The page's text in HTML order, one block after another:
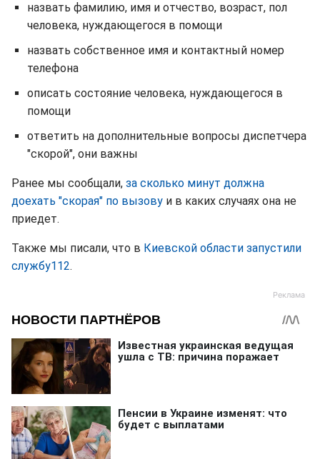
назвать фамилию, имя и отчество, возраст, пол
человека, нуждающегося в помощи
назвать собственное имя и контактный номер
телефона
описать состояние человека, нуждающегося в
помощи
ответить на дополнительные вопросы диспетчера
"скорой", они важны
Ранее мы сообщали, за сколько минут должна
доехать "скорая" по вызову и в каких случаях она не
приедет.
Также мы писали, что в Киевской области запустили
службу112.